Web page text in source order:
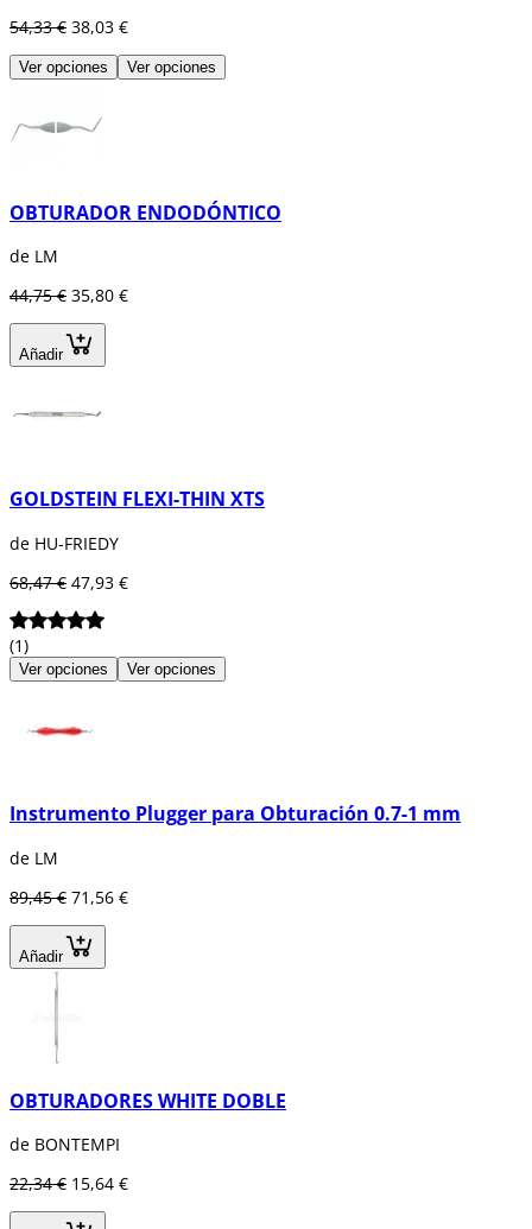
54,33 € 38,03 €
Ver opciones Ver opciones
OBTURADOR ENDODÓNTICO
de LM
44,75 € 35,80 €
Añadir
GOLDSTEIN FLEXI-THIN XTS
de HU-FRIEDY
68,47 € 47,93 €
(1)
Ver opciones Ver opciones
Instrumento Plugger para Obturación 0.7-1 mm
de LM
89,45 € 71,56 €
Añadir
OBTURADORES WHITE DOBLE
de BONTEMPI
22,34 € 15,64 €